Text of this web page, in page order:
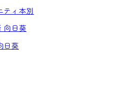
ティ本別
向日葵
日葵